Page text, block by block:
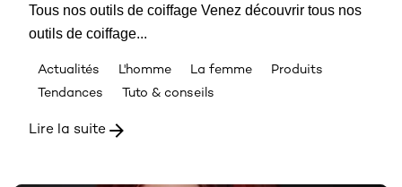
Tous nos outils de coiffage Venez découvrir tous nos
outils de coiffage...
Actualités L'homme La femme
Produits
Tendances
Tuto & conseils
Lire la suite